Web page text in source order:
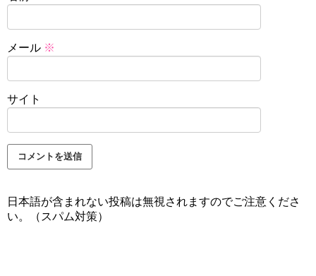
メール ※
サイト
日本語が含まれない投稿は無視されますのでご注意くださ
い。（スパム対策）